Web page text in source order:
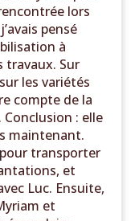
lors
pensé
à
travaux. Sur
les variétés
compte de la
: elle
maintenant.
transporter
et
Luc. Ensuite,
et